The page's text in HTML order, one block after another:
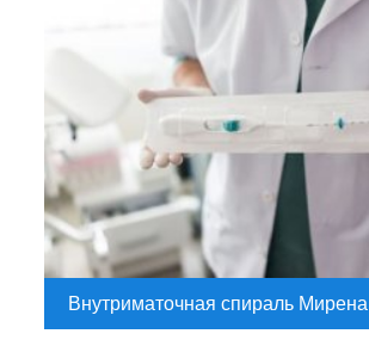
Внутриматочная спираль